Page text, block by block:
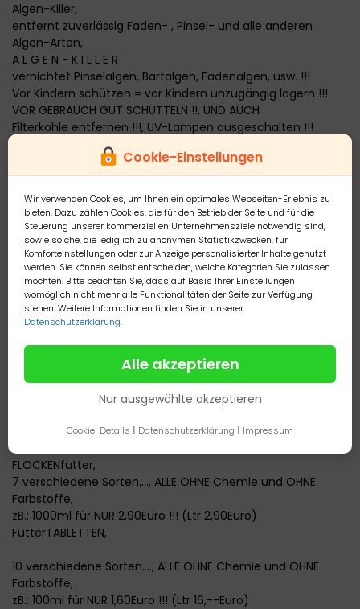
Cookie-Einstellungen
Wir verwenden Cookies, um Ihnen ein optimales Webseiten-Erlebnis zu
bieten. Dazu zählen Cookies, die für den Betrieb der Seite und für die
Steuerung unserer kommerziellen Unternehmensziele notwendig sind,
sowie solche, die lediglich zu anonymen Statistikzwecken, für
Komforteinstellungen oder zur Anzeige personalisierter Inhalte genutzt
werden. Sie können selbst entscheiden, welche Kategorien Sie zulassen
möchten. Bitte beachten Sie, dass auf Basis Ihrer Einstellungen
womöglich nicht mehr alle Funktionalitäten der Seite zur Verfügung
stehen. Weitere Informationen finden Sie in unserer
Datenschutzerklärung.
Alle akzeptieren
Nur ausgewählte akzeptieren
Cookie-Details | Datenschutzerklärung | Impressum
Algen-Killer,
entfernt zuverlässig Faden- , Pinsel- und alle anderen
Algen-Arten,
A L G E N - K I L L E R
vernichtet Pinselalgen, Bartalgen, Fadenalgen, usw. !!!
Vor Kindern schützen = vor Kindern unzugängig lagern !!!
VOR GEBRAUCH GUT SCHÜTTELN !!, UND AUCH
Filterkohle entfernen !!!, UV-Lampen ausgeschalten !!!
weitere Hinweise hierzu auf der homepage..:
buttom "Wasserpflegemittel"
http:// janas-aquaristik-
stuebchen.de.tl/Wasser_Pflegemittel.htm
(den link bitte kopieren und im neuen Fenster wieder
einfügen)
100ml. für NUR 3,--Euro (Ltr. 30,-Euro)
250ml. für NUR 7,50Euro (Ltr. 30,-Euro)
500ml. für NUR 15,--Euro (Ltr. 30,-Euro)
Dosierungen :
nur VORBEUGEND ..........: alle 14 Tage 5ml Algen-KILLER je 100
Ltr Wasser,
man benötigt vorbeugend pro MONAT 10ml Algen-KILLER je
bei ALGEN-BEFALL .........:
PRO WOCHE 10ml Algen-KILLER je 100 Ltr Wasser,
Ltr Wasser !!
FLOCKENfutter,
7 verschiedene Sorten...., ALLE OHNE Chemie und OHNE
Farbstoffe,
zB.: 1000ml für NUR 2,90Euro !!! (Ltr 2,90Euro)
FutterTABLETTEN,
10 verschiedene Sorten...., ALLE OHNE Chemie und OHNE
Farbstoffe,
zB.: 100ml für NUR 1,60Euro !!! (Ltr 16,--Euro)